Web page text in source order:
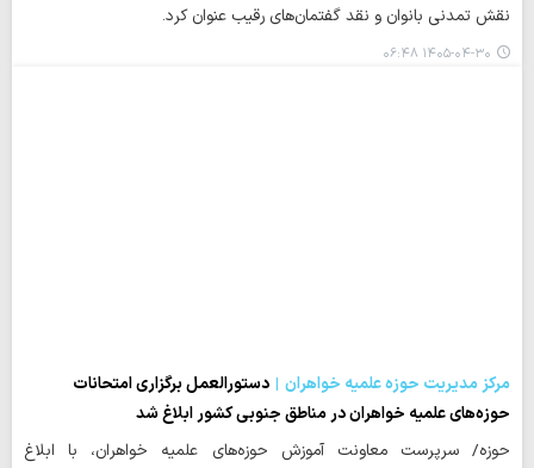
نقش تمدنی بانوان و نقد گفتمان‌های رقیب عنوان کرد.
۱۴۰۵-۰۴-۳۰ ۰۶:۴۸
مرکز مدیریت حوزه علمیه خواهران
دستورالعمل برگزاری امتحانات
حوزه‌های علمیه خواهران در مناطق جنوبی کشور ابلاغ شد
حوزه/ سرپرست معاونت آموزش حوزه‌های علمیه خواهران، با ابلاغ